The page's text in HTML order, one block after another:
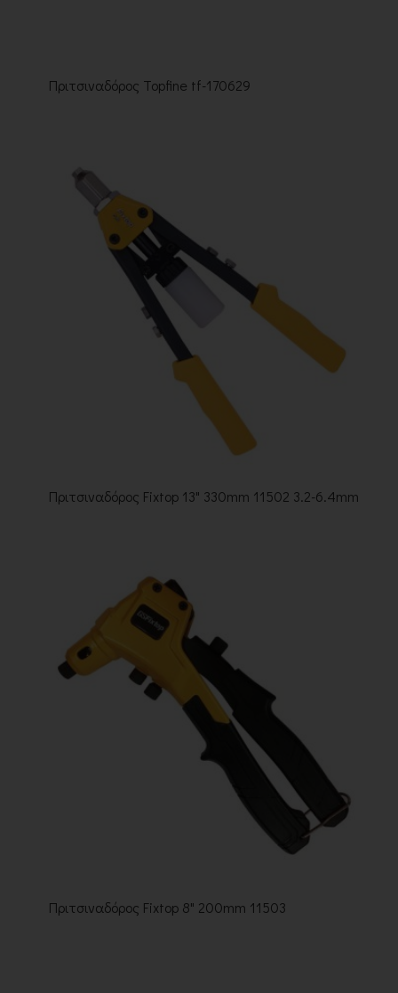
Πριτσιναδόρος Topfine tf-170629
Πριτσιναδόρος Fixtop 13" 330mm 11502 3.2-6.4mm
Πριτσιναδόρος Fixtop 8" 200mm 11503